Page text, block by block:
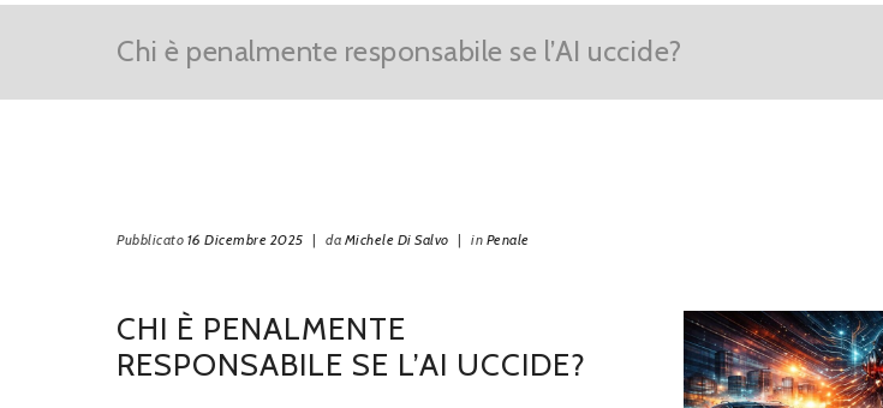
Chi è penalmente responsabile se l’AI uccide?
Pubblicato 16 Dicembre 2025 | da Michele Di Salvo | in Penale
CHI È PENALMENTE
RESPONSABILE SE L’AI UCCIDE?